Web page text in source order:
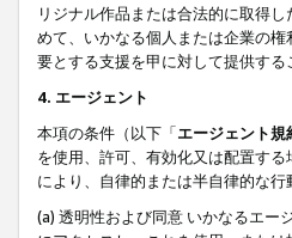
リジナル作品または合法的に取得
めて、いかなる個人または企業の
要とする支援を甲に対して提供する
4. エージェント
本項の条件（以下「エージェント規
を使用、許可、有効化又は配置す
により、自律的または半自律的な
(a) 透明性および同意 いかなるエー